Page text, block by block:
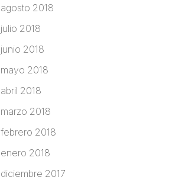
agosto 2018
julio 2018
junio 2018
mayo 2018
abril 2018
marzo 2018
febrero 2018
enero 2018
diciembre 2017